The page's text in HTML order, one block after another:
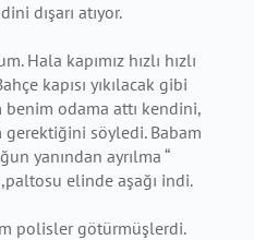
dışarı atıyor.
Hala kapımız hızlı hızlı
kapısı yıkılacak gibi
benim odama attı kendini,
gerektiğini söyledi. Babam
yanından ayrılma “
elinde aşağı indi.
polisler götürmüşlerdi.